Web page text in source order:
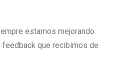
estamos mejorando
que recibimos de